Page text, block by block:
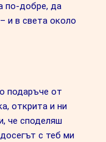
по-добре, да
и в света около
подаръче от
открита и ни
че споделяш
с теб ми